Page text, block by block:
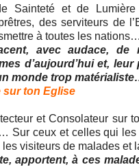
Sainteté et de
des serviteurs de
à toutes les
avec audace, de
d’aujourd’hui et,
monde trop
sur ton Eglise
et Consolateur sur
Sur ceux et celles qui les
visiteurs de malades
apportent, à ces